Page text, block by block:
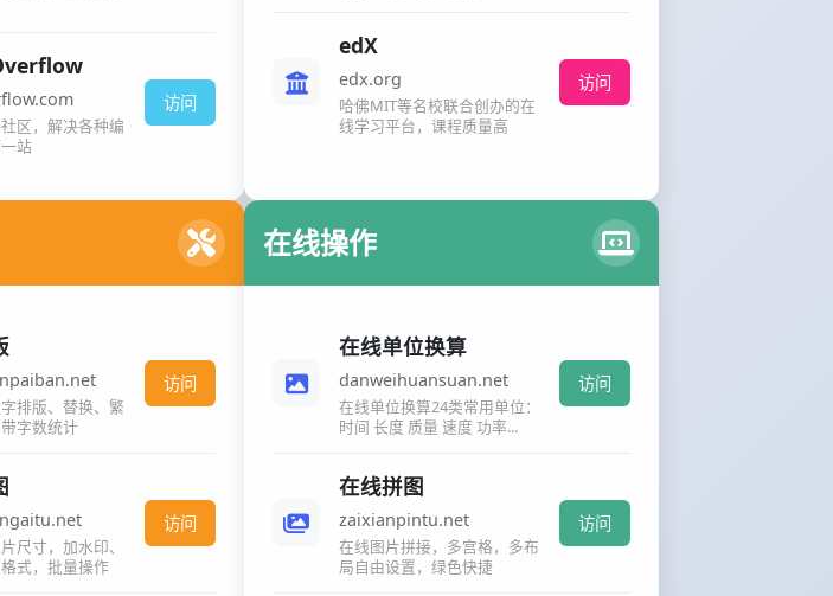
区，解决各种编
站
访问
edX
edx.org
哈佛MIT等名校联合创办的在
线学习平台，课程质量高
访问
排版、替换、繁
字数统计
访问
尺寸，加水印、
式，批量操作
访问
在线操作
在线单位换算
danweihuansuan.net
在线单位换算24类常用单位：
时间 长度 质量 速度 功率...
访问
在线拼图
zaixianpintu.net
在线图片拼接，多宫格，多布
局自由设置，绿色快捷
访问